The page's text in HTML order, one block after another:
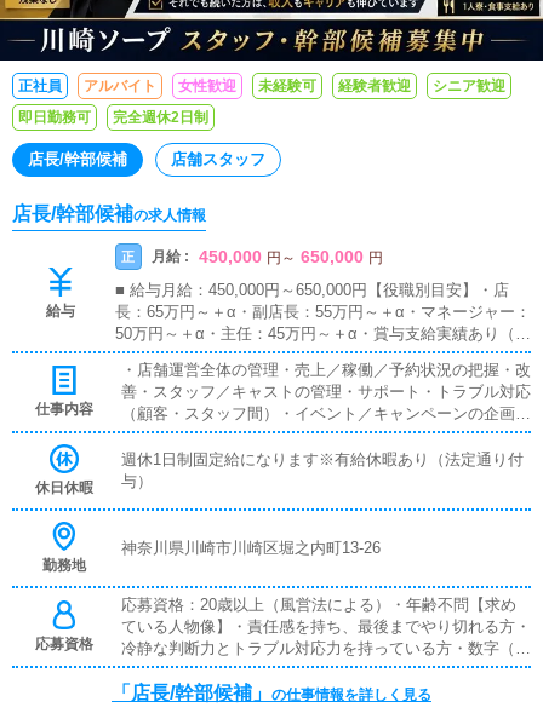
正社員 アルバイト 女性歓迎 未経験可 経験者歓迎
シニア歓迎
即日勤務可
完全週休2日制
店長/幹部候補 店舗スタッフ
店長/幹部候補の求人情報
給与
正 月給 : 450,000 円 ～ 650,000 円
■ 給与月給：450,000円～650,000円【役職別目安】・店
長：65万円～＋α・副店長：55万円～＋α・マネージャー：
50万円～＋α・主任：45万円～＋α・賞与支給実績あり（年
3〜5回）・交通費支給▶ ポジションに応じて裁量と責任が
伴います。その分、結果に応じてしっかり収入で還元しま
す。▶ 年齢や経歴ではなく「実力」で評価します。
仕事内容
・店舗運営全体の管理・売上／稼働／予約状況の把握・改
善・スタッフ／キャストの管理・サポート・トラブル対応
（顧客・スタッフ間）・イベント／キャンペーンの企画・
実行・業務フローの改善、進行管理・売上分析、課題抽
出、改善提案・会社方針の現場への落とし込み▶ 現場の
中心として「結果を出すこと」が求められます。
休日休暇
週休1日制固定給になります※有給休暇あり（法定通り付
与）
勤務地
神奈川県川崎市川崎区堀之内町13-26
応募資格
応募資格：20歳以上（風営法による）・年齢不問【求め
ている人物像】・責任感を持ち、最後までやり切れる方・
冷静な判断力とトラブル対応力を持っている方・数字（売
上・稼働）に対する意識を持てる方・人との関係構築・調
整ができる方・指示待ちではなく自ら考えて動ける方▶
「店長/幹部候補」 の仕事情報を詳しく見る